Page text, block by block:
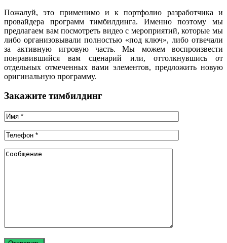
Пожалуй, это применимо и к портфолио разработчика и
провайдера программ тимбилдинга. Именно поэтому мы
предлагаем вам посмотреть видео с мероприятий, которые мы
либо организовывали полностью «под ключ», либо отвечали
за активную игровую часть. Мы можем воспроизвести
понравившийся вам сценарий или, оттолкнувшись от
отдельных отмеченных вами элементов, предложить новую
оригинальную программу.
Закажите тимбилдинг